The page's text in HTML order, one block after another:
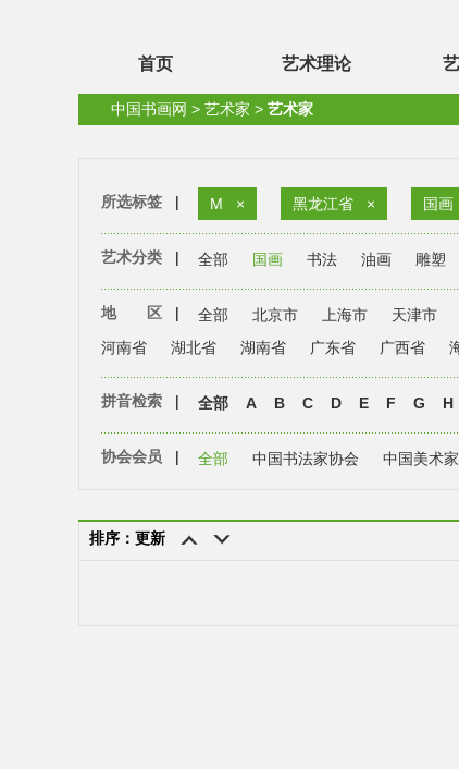
首页 艺术理论
中国书画网 > 艺术家 > 艺术家
所选标签 | M × 黑龙江省 × 国画
艺术分类 | 全部 国画 书法 油画 雕塑
地 区 | 全部 北京市 上海市 天津市
河南省
湖北省 湖南省 广东省 广西省
拼音检索 | 全部 A B C D E F G H
协会会员 | 全部 中国书法家协会 中国美术
排序：更新